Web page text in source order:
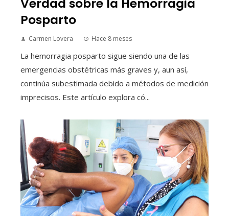
Posparto
Carmen Lovera Hace 8 meses
La hemorragia posparto sigue siendo una de las
emergencias obstétricas más graves y, aun así,
continúa subestimada debido a métodos de medición
imprecisos. Este artículo explora có...